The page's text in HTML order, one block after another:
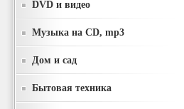
DVD и видео
Музыка на CD, mp3
Дом и сад
Бытовая техника